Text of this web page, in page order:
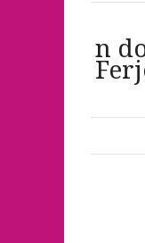
n